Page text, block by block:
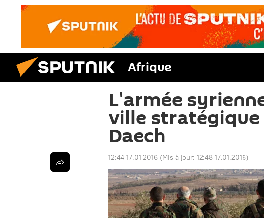
Afrique
L'armée
ville stratégique
Daech
12:44 17.01.2016 (Mis à jour: 12:48 17.01.2016)